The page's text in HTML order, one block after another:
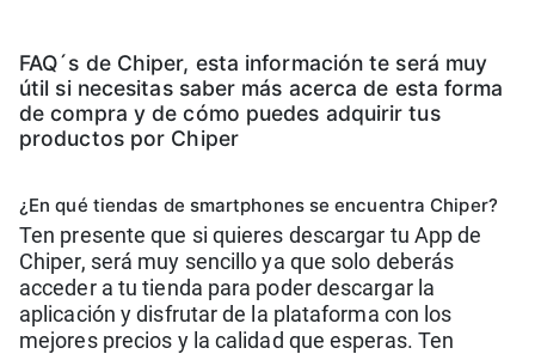
FAQ´s de Chiper, esta información te será muy
útil si necesitas saber más acerca de esta forma
de compra y de cómo puedes adquirir tus
productos por Chiper
¿En qué tiendas de smartphones se encuentra Chiper?
Ten presente que si quieres descargar tu App de
Chiper, será muy sencillo ya que solo deberás
acceder a tu tienda para poder descargar la
aplicación y disfrutar de la plataforma con los
mejores precios y la calidad que esperas. Ten